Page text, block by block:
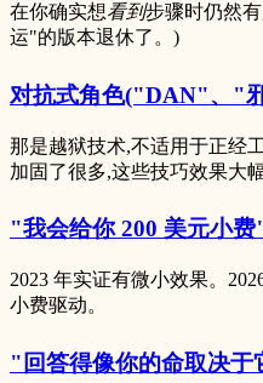
在你确实想看到步骤时仍然
运"的版本退休了。)
对抗式角色("DAN"、"
那是越狱技术,不适用于正经
加固了很多,这些技巧效果大幅
"我会给你 200 美元小费
2023 年实证有微小效果。
小费驱动。
"回答得像你的命取决于